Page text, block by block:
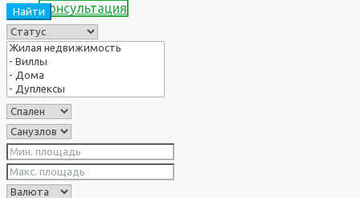
Консультация
Найти